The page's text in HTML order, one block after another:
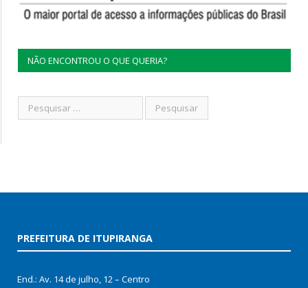
NÃO ENCONTROU O QUE QUERIA?
PREFEITURA DE ITUPIRANGA
End.: Av. 14 de julho, 12 – Centro